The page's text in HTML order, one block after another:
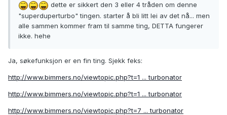
dette er sikkert den 3 eller 4 tråden om denne
"superduperturbo" tingen. starter å bli litt lei av det nå... men
alle sammen kommer fram til samme ting, DETTA fungerer
ikke. hehe
Ja, søkefunksjon er en fin ting. Sjekk feks:
http://www.bimmers.no/viewtopic.php?t=1 ... turbonator
http://www.bimmers.no/viewtopic.php?t=1 ... turbonator
http://www.bimmers.no/viewtopic.php?t=7 ... turbonator